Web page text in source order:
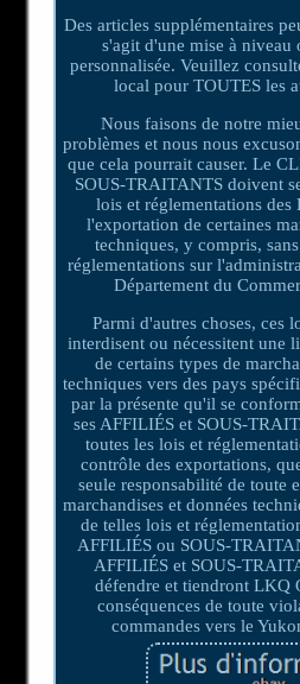
Des articles supplémentaires
s'agit d'une mise à niveau
personnalisée. Veuillez
local pour TOUTES les
Nous faisons de notre
problèmes et nous nous
que cela pourrait causer. Le
SOUS-TRAITANTS doivent
lois et réglementations des
l'exportation de certaines
techniques, y compris,
réglementations sur
Département du
Parmi d'autres choses, ces
interdisent ou nécessitent une
de certains types de
techniques vers des pays
par la présente qu'il se
ses AFFILIÉS et SOUS-
toutes les lois et
contrôle des exportations,
seule responsabilité de toute
marchandises et données
de telles lois et
AFFILIÉS ou SOUS-
AFFILIÉS et SOUS-
défendre et tiendront LKQ
conséquences de toute
commandes vers le